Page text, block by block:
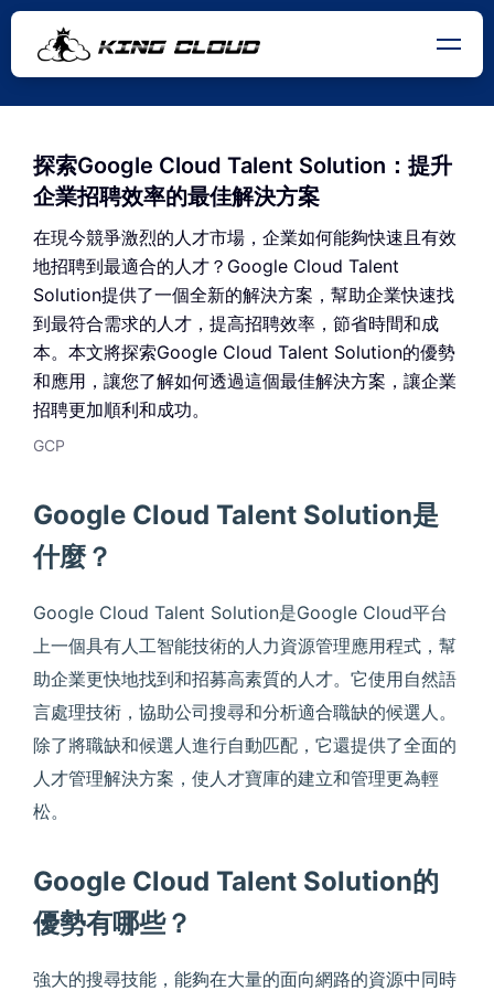
探索Google Cloud Talent Solution：提升
企業招聘效率的最佳解決方案
在現今競爭激烈的人才市場，企業如何能夠快速且有效
地招聘到最適合的人才？Google Cloud Talent
Solution提供了一個全新的解決方案，幫助企業快速找
到最符合需求的人才，提高招聘效率，節省時間和成
本。本文將探索Google Cloud Talent Solution的優勢
和應用，讓您了解如何透過這個最佳解決方案，讓企業
招聘更加順利和成功。
GCP
Google Cloud Talent Solution是
什麼？
Google Cloud Talent Solution是Google Cloud平台
上一個具有人工智能技術的人力資源管理應用程式，幫
助企業更快地找到和招募高素質的人才。它使用自然語
言處理技術，協助公司搜尋和分析適合職缺的候選人。
除了將職缺和候選人進行自動匹配，它還提供了全面的
人才管理解決方案，使人才寶庫的建立和管理更為輕
松。
Google Cloud Talent Solution的
優勢有哪些？
強大的搜尋技能，能夠在大量的面向網路的資源中同時